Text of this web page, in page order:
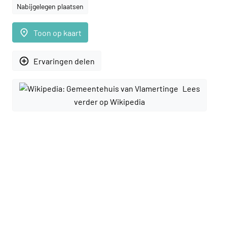
Nabijgelegen plaatsen
place Toon op kaart
add_circle_outline Ervaringen delen
Lees
verder op Wikipedia